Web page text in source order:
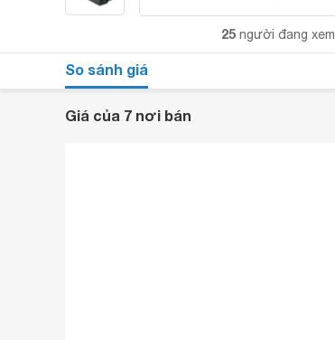
25 người đang xem
So sánh giá
Giá của 7 nơi bán